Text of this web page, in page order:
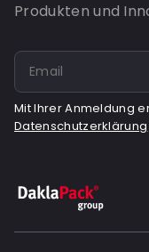
Produkten und
Mit Ihrer Anmeldung
Datenschutzerklärung